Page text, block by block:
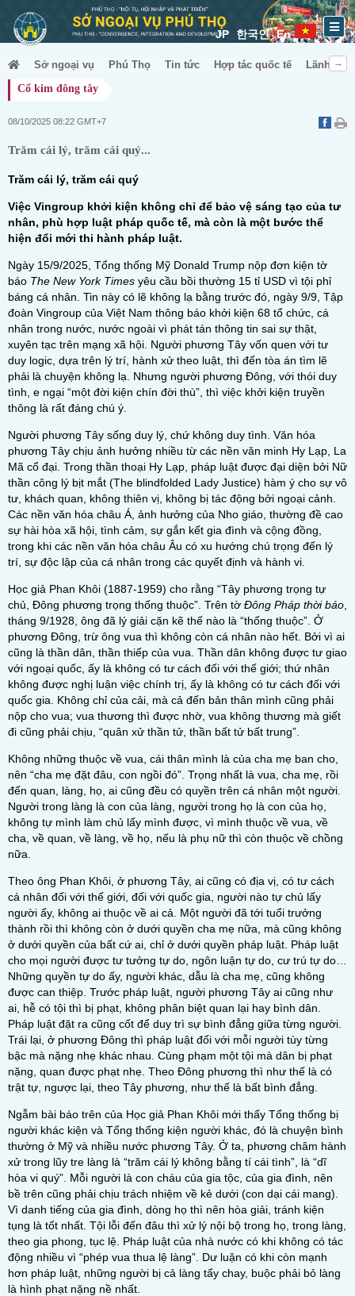
JP 한국인 En
Sở ngoại vụ Phú Thọ Tin tức Hợp tác quốc tế
Lãnh sự
Cổ kim đông tây
08/10/2025 08:22 GMT+7
Trăm cái lý, trăm cái quý...
Trăm cái lý, trăm cái quý
Việc Vingroup khởi kiện không chỉ để bảo vệ sáng tạo của tư
nhân, phù hợp luật pháp quốc tế, mà còn là một bước thể
hiện đổi mới thi hành pháp luật.
Ngày 15/9/2025, Tổng thống Mỹ Donald Trump nộp đơn kiện tờ
báo The New York Times yêu cầu bồi thường 15 tỉ USD vì tội phỉ
báng cá nhân. Tin này có lẽ không lạ bằng trước đó, ngày 9/9, Tập
đoàn Vingroup của Việt Nam thông báo khởi kiện 68 tổ chức, cá
nhân trong nước, nước ngoài vì phát tán thông tin sai sự thật,
xuyên tạc trên mạng xã hội. Người phương Tây vốn quen với tư
duy logic, dựa trên lý trí, hành xử theo luật, thì đến tòa án tìm lẽ
phải là chuyện không lạ. Nhưng người phương Đông, với thói duy
tình, e ngại “một đời kiện chín đời thù”, thì việc khởi kiện truyền
thông là rất đáng chú ý.
Người phương Tây sống duy lý, chứ không duy tình. Văn hóa
phương Tây chịu ảnh hưởng nhiều từ các nền văn minh Hy Lạp, La
Mã cổ đại. Trong thần thoại Hy Lạp, pháp luật được đại diện bởi Nữ
thần công lý bịt mắt (The blindfolded Lady Justice) hàm ý cho sự vô
tư, khách quan, không thiên vị, không bị tác động bởi ngoại cảnh.
Các nền văn hóa châu Á, ảnh hưởng của Nho giáo, thường đề cao
sự hài hòa xã hội, tình cảm, sự gắn kết gia đình và cộng đồng,
trong khi các nền văn hóa châu Âu có xu hướng chú trọng đến lý
trí, sự độc lập của cá nhân trong các quyết định và hành vi.
Học giả Phan Khôi (1887-1959) cho rằng “Tây phương trọng tự
chủ, Đông phương trọng thống thuộc”. Trên tờ Đông Pháp thời báo
tháng 9/1928, ông đã lý giải cặn kẽ thế nào là “thống thuộc”. Ở
phương Đông, trừ ông vua thì không còn cá nhân nào hết. Bởi vì ai
cũng là thần dân, thần thiếp của vua. Thần dân không được tư giao
với ngoại quốc, ấy là không có tư cách đối với thế giới; thứ nhân
không được nghị luận việc chính trị, ấy là không có tư cách đối với
quốc gia. Không chỉ của cải, mà cả đến bản thân mình cũng phải
nộp cho vua; vua thương thì được nhờ, vua không thương mà giết
đi cũng phải chịu, “quân xử thần tử, thần bất tử bất trung”.
Không những thuộc về vua, cái thân mình là của cha mẹ ban cho,
nên “cha mẹ đặt đâu, con ngồi đó”. Trọng nhất là vua, cha mẹ, rồi
đến quan, làng, họ, ai cũng đều có quyền trên cá nhân một người.
Người trong làng là con của làng, người trong họ là con của họ,
không tự mình làm chủ lấy mình được, vì mình thuộc về vua, về
cha, về quan, về làng, về họ, nếu là phụ nữ thì còn thuộc về chồng
nữa.
Theo ông Phan Khôi, ở phương Tây, ai cũng có địa vị, có tư cách
cá nhân đối với thế giới, đối với quốc gia, người nào tự chủ lấy
người ấy, không ai thuộc về ai cả. Một người đã tới tuổi trưởng
thành rồi thì không còn ở dưới quyền cha mẹ nữa, mà cũng không
ở dưới quyền của bất cứ ai, chỉ ở dưới quyền pháp luật. Pháp luật
cho mọi người được tư tưởng tự do, ngôn luận tự do, cư trú tự do…
Những quyền tự do ấy, người khác, dẫu là cha mẹ, cũng không
được can thiệp. Trước pháp luật, người phương Tây ai cũng như
ai, hễ có tội thì bị phạt, không phân biệt quan lại hay bình dân.
Pháp luật đặt ra cũng cốt để duy trì sự bình đẳng giữa từng người.
Trái lại, ở phương Đông thì pháp luật đối với mỗi người tùy từng
bậc mà nặng nhẹ khác nhau. Cùng phạm một tội mà dân bị phạt
nặng, quan được phạt nhẹ. Theo Đông phương thì như thế là có
trật tự, ngược lại, theo Tây phương, như thế là bất bình đẳng.
Ngẫm bài báo trên của Học giả Phan Khôi mới thấy Tổng thống bị
người khác kiện và Tổng thống kiện người khác, đó là chuyện bình
thường ở Mỹ và nhiều nước phương Tây. Ở ta, phương châm hành
xử trong lũy tre làng là “trăm cái lý không bằng tí cái tình”, là “dĩ
hòa vi quý”. Mỗi người là con cháu của gia tộc, của gia đình, nên
bề trên cũng phải chịu trách nhiệm về kẻ dưới (con dại cái mang).
Vì danh tiếng của gia đình, dòng họ thì nên hòa giải, tránh kiện
tụng là tốt nhất. Tội lỗi đến đâu thì xử lý nội bộ trong họ, trong làng,
theo gia phong, tục lệ. Pháp luật của nhà nước có khi không có tác
động nhiều vì “phép vua thua lệ làng”. Dư luận có khi còn mạnh
hơn pháp luật, những người bị cả làng tẩy chay, buộc phải bỏ làng
là hình phạt nặng nề nhất.